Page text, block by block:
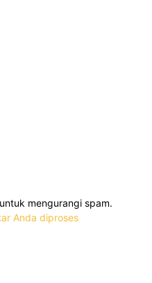
mengurangi spam.
Anda diproses